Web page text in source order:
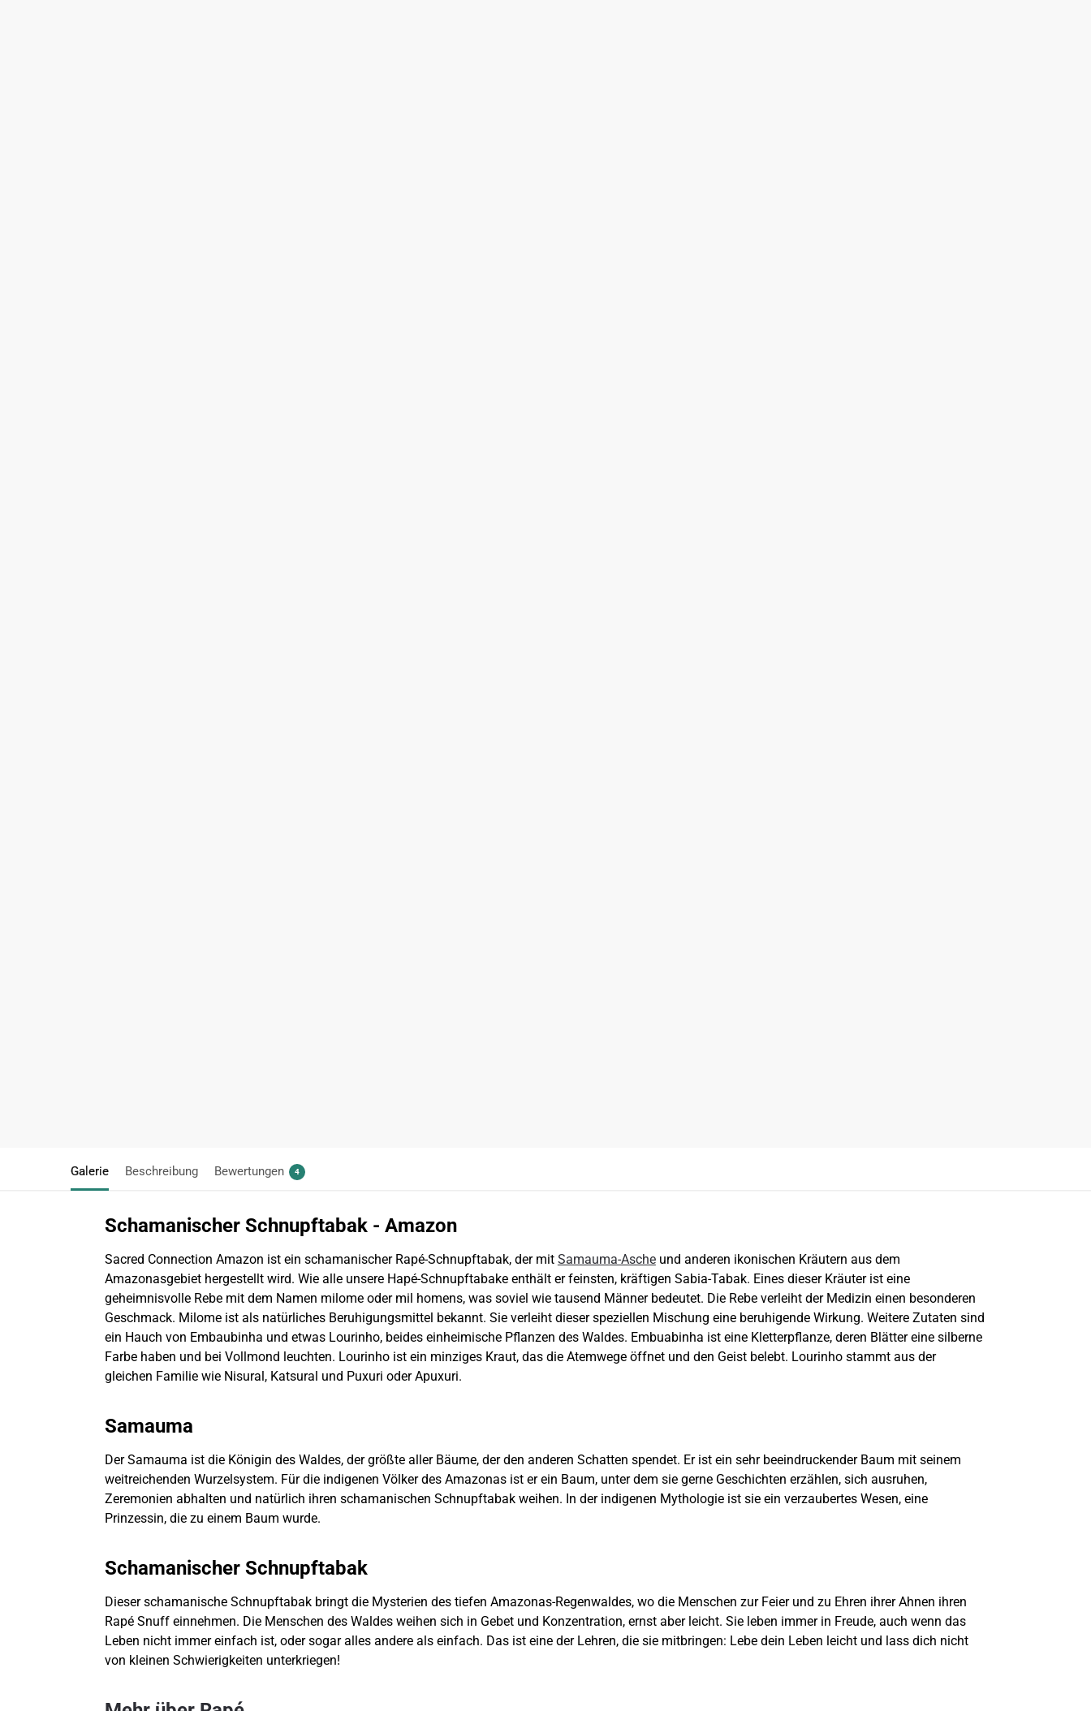
Galerie Beschreibung Bewertungen 4
Schamanischer Schnupftabak - Amazon
Sacred Connection Amazon ist ein schamanischer Rapé-Schnupftabak, der mit Samauma-Ascheund anderen ikonischen Kräutern aus dem
Amazonasgebiet hergestellt wird. Wie alle unsere Hapé-Schnupftabake enthält er feinsten, kräftigen Sabia-Tabak. Eines dieser Kräuter ist eine
geheimnisvolle Rebe mit dem Namen milome oder mil homens, was soviel wie tausend Männer bedeutet. Die Rebe verleiht der Medizin einen besonderen
Geschmack. Milome ist als natürliches Beruhigungsmittel bekannt. Sie verleiht dieser speziellen Mischung eine beruhigende Wirkung. Weitere Zutaten sind
ein Hauch von Embaubinha und etwas Lourinho, beides einheimische Pflanzen des Waldes. Embuabinha ist eine Kletterpflanze, deren Blätter eine silberne
Farbe haben und bei Vollmond leuchten. Lourinho ist ein minziges Kraut, das die Atemwege öffnet und den Geist belebt. Lourinho stammt aus der
gleichen Familie wie Nisural, Katsural und Puxuri oder Apuxuri.
Samauma
Der Samauma ist die Königin des Waldes, der größte aller Bäume, der den anderen Schatten spendet. Er ist ein sehr beeindruckender Baum mit seinem
weitreichenden Wurzelsystem. Für die indigenen Völker des Amazonas ist er ein Baum, unter dem sie gerne Geschichten erzählen, sich ausruhen,
Zeremonien abhalten und natürlich ihren schamanischen Schnupftabak weihen. In der indigenen Mythologie ist sie ein verzaubertes Wesen, eine
Prinzessin, die zu einem Baum wurde.
Schamanischer Schnupftabak
Dieser schamanische Schnupftabak bringt die Mysterien des tiefen Amazonas-Regenwaldes, wo die Menschen zur Feier und zu Ehren ihrer Ahnen ihren
Rapé Snuff einnehmen. Die Menschen des Waldes weihen sich in Gebet und Konzentration, ernst aber leicht. Sie leben immer in Freude, auch wenn das
Leben nicht immer einfach ist, oder sogar alles andere als einfach. Das ist eine der Lehren, die sie mitbringen: Lebe dein Leben leicht und lass dich nicht
von kleinen Schwierigkeiten unterkriegen!